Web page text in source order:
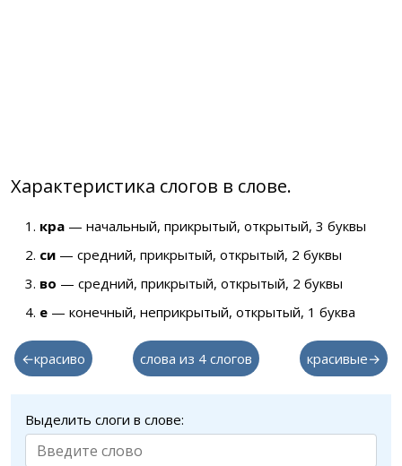
Характеристика слогов в слове.
кра — начальный, прикрытый, открытый, 3 буквы
си — средний, прикрытый, открытый, 2 буквы
во — средний, прикрытый, открытый, 2 буквы
е — конечный, неприкрытый, открытый, 1 буква
←красиво слова из 4 слогов красивые→
Выделить слоги в слове: